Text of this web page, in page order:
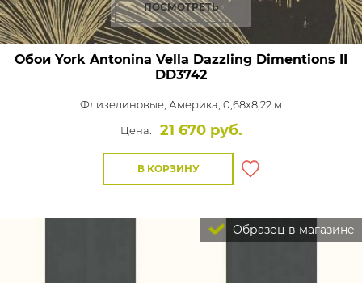
ПОСМОТРЕТЬ
Обои York Antonina Vella Dazzling Dimentions II
DD3742
Флизелиновые, Америка, 0,68x8,22 м
Цена:
21 670 руб.
В КОРЗИНУ
Образец в магазине